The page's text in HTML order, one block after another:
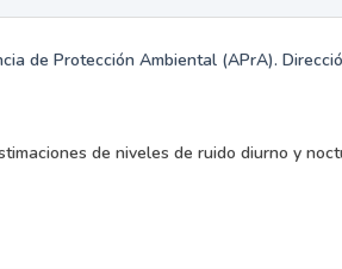
de Protección Ambiental (APrA).
de niveles de ruido diurno y